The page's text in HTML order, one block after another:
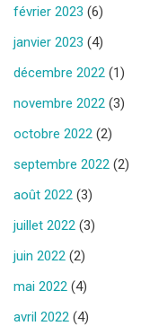
février 2023 (6)
janvier 2023 (4)
décembre 2022 (1)
novembre 2022 (3)
octobre 2022 (2)
septembre 2022 (2)
août 2022 (3)
juillet 2022 (3)
juin 2022 (2)
mai 2022 (4)
avril 2022 (4)